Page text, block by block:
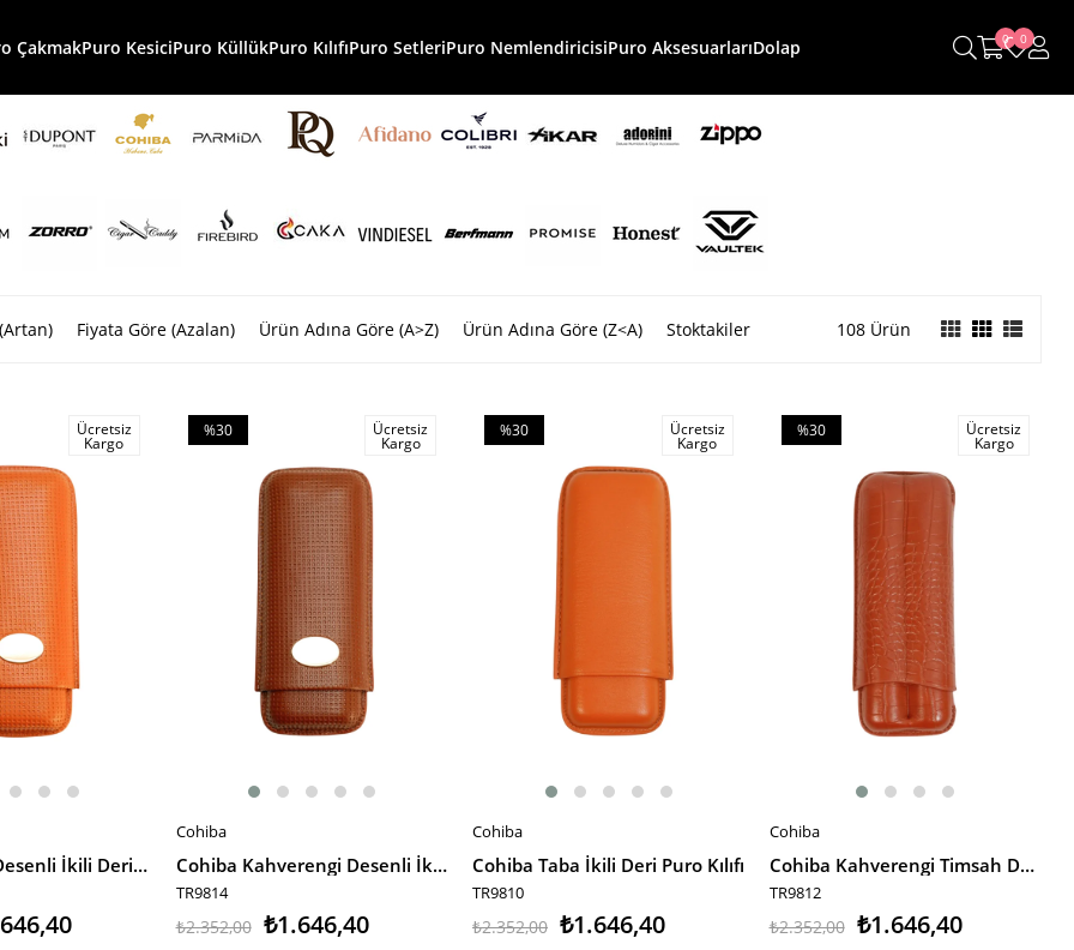
ÇakmakPuro KesiciPuro KüllükPuro KılıfıPuro SetleriPuro NemlendiricisiPuro AksesuarlarıDolap 0 0
Fiyata Göre (Azalan) Ürün Adına Göre (A>Z) Ürün Adına Göre (Z<A) Stoktakiler 108 Ürün
Ücretsiz
Kargo
Cohiba Taba Desenli İkili Deri Puro Kılıfı
SEPETE EKLE
%30
%30İndirim
Ücretsiz
Kargo
Cohiba
Cohiba Kahverengi Desenli İkili Deri Puro Kılıfı
TR9814
₺1.646,40
₺2.352,00
SEPETE EKLE
%30
Ücretsiz
Kargo
Cohiba
Cohiba Taba İkili Deri Puro Kılıfı
TR9810
₺1.646,40
₺2.352,00
SEPETE EKLE
%30
%30İndirim
Ücretsiz
Kargo
Cohiba
Cohiba Kahverengi Timsah Desenli İkili Deri Puro Kılıfı
TR9812
₺1.646,40
₺2.352,00